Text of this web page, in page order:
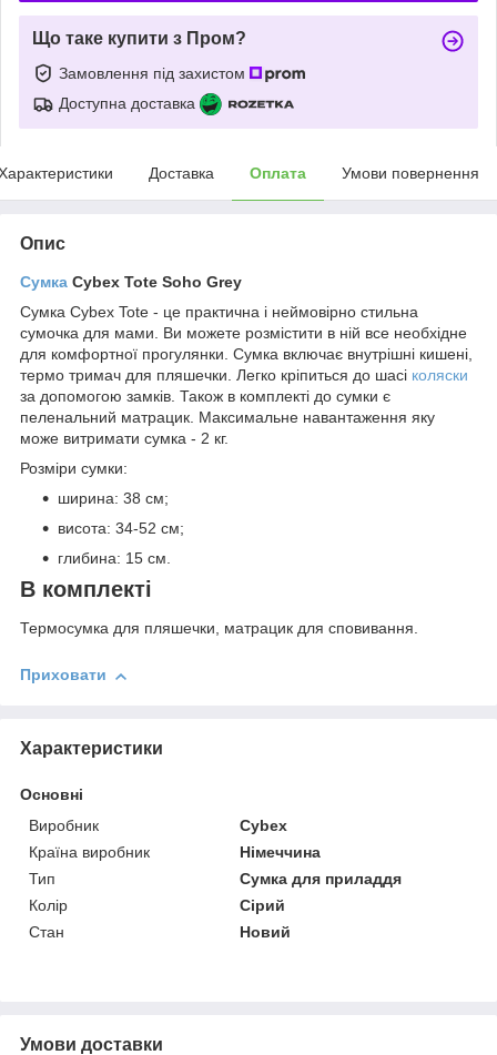
Що таке купити з Пром?
Замовлення під захистом
Доступна доставка
Доставка Оплата Умови повернення
Опис
Сумка Cybex Tote Soho Grey
Сумка Cybex Tote - це практична і неймовірно стильна
сумочка для мами. Ви можете розмістити в ній все необхідне
для комфортної прогулянки. Сумка включає внутрішні кишені,
термо тримач для пляшечки. Легко кріпиться до шасі коляски
за допомогою замків. Також в комплекті до сумки є
пеленальний матрацик. Максимальне навантаження яку
може витримати сумка - 2 кг.
Розміри сумки:
ширина: 38 см;
висота: 34-52 см;
глибина: 15 см.
В комплекті
Термосумка для пляшечки, матрацик для сповивання.
Приховати
Характеристики
Основні
Виробник
Cybex
Країна виробник
Німеччина
Тип
Сумка для приладдя
Колір
Сірий
Стан
Новий
Умови доставки